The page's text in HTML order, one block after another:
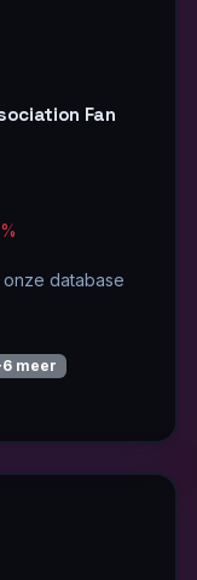
Fan
database
meer